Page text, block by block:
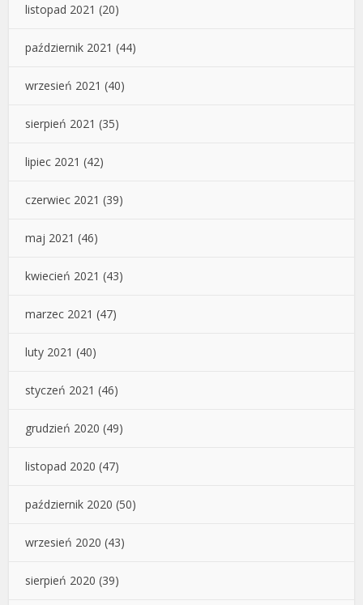
listopad 2021 (20)
październik 2021 (44)
wrzesień 2021 (40)
sierpień 2021 (35)
lipiec 2021 (42)
czerwiec 2021 (39)
maj 2021 (46)
kwiecień 2021 (43)
marzec 2021 (47)
luty 2021 (40)
styczeń 2021 (46)
grudzień 2020 (49)
listopad 2020 (47)
październik 2020 (50)
wrzesień 2020 (43)
sierpień 2020 (39)